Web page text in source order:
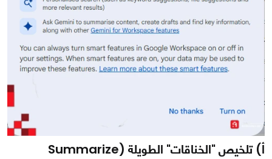
أ) تلخيص "الخناقات" الطويلة (Summarize